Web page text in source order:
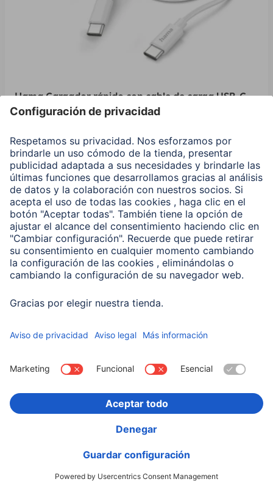
Hama Cargador rápido con cable de carga USB-C,
minicargador, PD, 25 W, 1,5 m
Variantes: Tono del Color (2)
24,99 EUR
Hama Cargador rápido con cable de carga USB-C,